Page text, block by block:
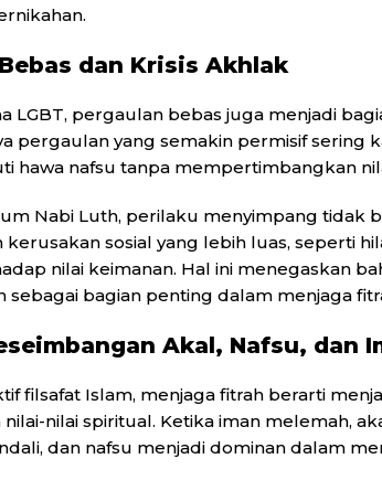
dan Krisis Akhlak
LGBT, pergaulan bebas juga menjadi
pergaulan yang semakin permisif sering
hawa nafsu tanpa mempertimbangkan
Nabi Luth, perilaku menyimpang tidak
sosial yang lebih luas, seperti
nilai keimanan. Hal ini menegaskan
sebagai bagian penting dalam menjaga
Akal, Nafsu, dan
filsafat Islam, menjaga fitrah berarti
nilai-nilai spiritual. Ketika iman melemah,
dan nafsu menjadi dominan dalam